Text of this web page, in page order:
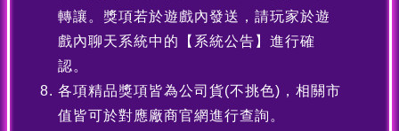
轉讓。獎項若於遊戲內發送，請玩家於遊
戲內聊天系統中的【系統公告】進行確
認。
各項精品獎項皆為公司貨(不挑色)，相關市
值皆可於對應廠商官網進行查詢。